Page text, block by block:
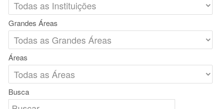
Grandes Áreas
Áreas
Busca